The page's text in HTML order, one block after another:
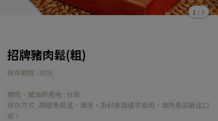
1 /5
招牌豬肉鬆(粗)
保存期限 : 30天
豬肉、豬油原產地 : 台灣
保存方式 : 請避免高溫、潮溼，拆封後請儘早食用，維持產品最佳口
感。